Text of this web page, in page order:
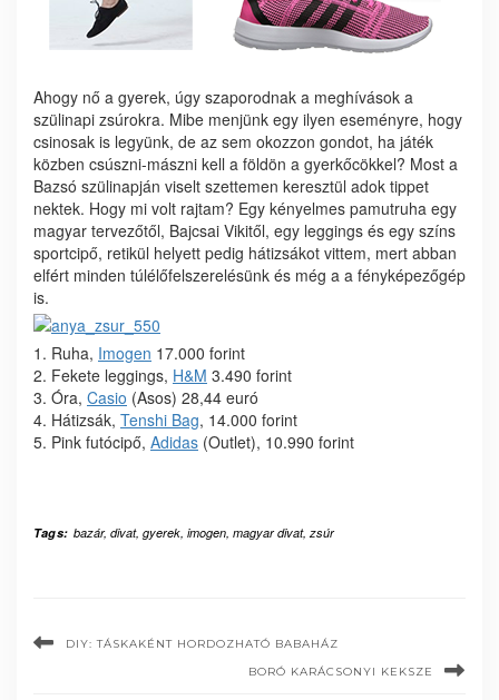
Ahogy nő a gyerek, úgy szaporodnak a meghívások a
szülinapi zsúrokra. Mibe menjünk egy ilyen eseményre, hogy
csinosak is legyünk, de az sem okozzon gondot, ha játék
közben csúszni-mászni kell a földön a gyerkőcökkel? Most a
Bazsó szülinapján viselt szettemen keresztül adok tippet
nektek. Hogy mi volt rajtam? Egy kényelmes pamutruha egy
magyar tervezőtől, Bajcsai Vikitől, egy leggings és egy színs
sportcipő, retikül helyett pedig hátizsákot vittem, mert abban
elfért minden túlélőfelszerelésünk és még a a fényképezőgép
is.
1. Ruha, Imogen 17.000 forint
2. Fekete leggings, H&M 3.490 forint
3. Óra, Casio (Asos) 28,44 euró
4. Hátizsák, Tenshi Bag, 14.000 forint
5. Pink futócipő, Adidas (Outlet), 10.990 forint
Tags: bazár, divat, gyerek, imogen, magyar divat,zsúr
DIY: TÁSKAKÉNT HORDOZHATÓ BABAHÁZ
BORÓ KARÁCSONYI KEKSZE